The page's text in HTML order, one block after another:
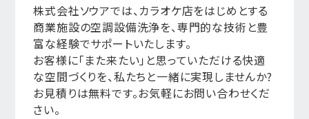
株式会社ソウアでは、カラオケ店をはじめとする
商業施設の空調設備洗浄を、専門的な技術と豊
富な経験でサポートいたします。
お客様に「また来たい」と思っていただける快適
な空間づくりを、私たちと一緒に実現しませんか?
お見積りは無料です。お気軽にお問い合わせくだ
さい。